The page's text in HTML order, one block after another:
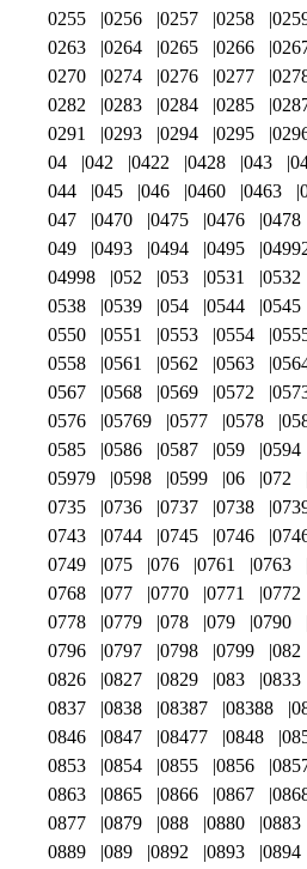
0255
0256 0257 0258
0263
0264 0265 0266
0270
0274 0276 0277
0282
0283 0284 0285
0291
0293 0294 0295
04
042 0422 0428 043
044
045 046 0460 0463
047
0470 0475 0476 0478
049
0493 0494 0495
04998
052 053 0531 0532
0538
0539 054 0544 0545
0550
0551 0553 0554
0558
0561 0562 0563
0567
0568 0569 0572
0576
05769 0577 0578
0585
0586 0587 059 0594
05979
0598 0599 06 072
0735
0736 0737 0738
0743
0744 0745 0746
0749
075 076 0761 0763
0768
077 0770 0771 0772
0778
0779 078 079 0790
0796
0797 0798 0799 082
0826
0827 0829 083 0833
0837
0838 08387 08388
0846
0847 08477 0848
0853
0854 0855 0856
0863
0865 0866 0867
0877
0879 088 0880 0883
0889
089 0892 0893 0894